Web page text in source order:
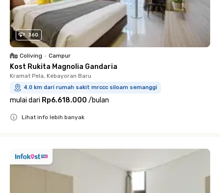
360
Coliving • Campur
Kost Rukita Magnolia Gandaria
Kramat Pela, Kebayoran Baru
4.0 km dari rumah sakit mrccc siloam semanggi
mulai dari Rp6.618.000 /bulan
Lihat info lebih banyak